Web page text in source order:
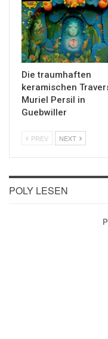
Die traumhaften
keramischen
Muriel Persil in
Guebwiller
PREV NEXT
POLY LESEN